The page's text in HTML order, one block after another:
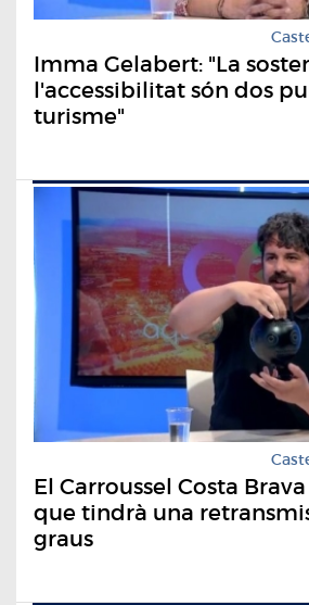
Imma Gelabert: "La
l'accessibilitat són dos
turisme"
El Carroussel Costa
que tindrà una
graus